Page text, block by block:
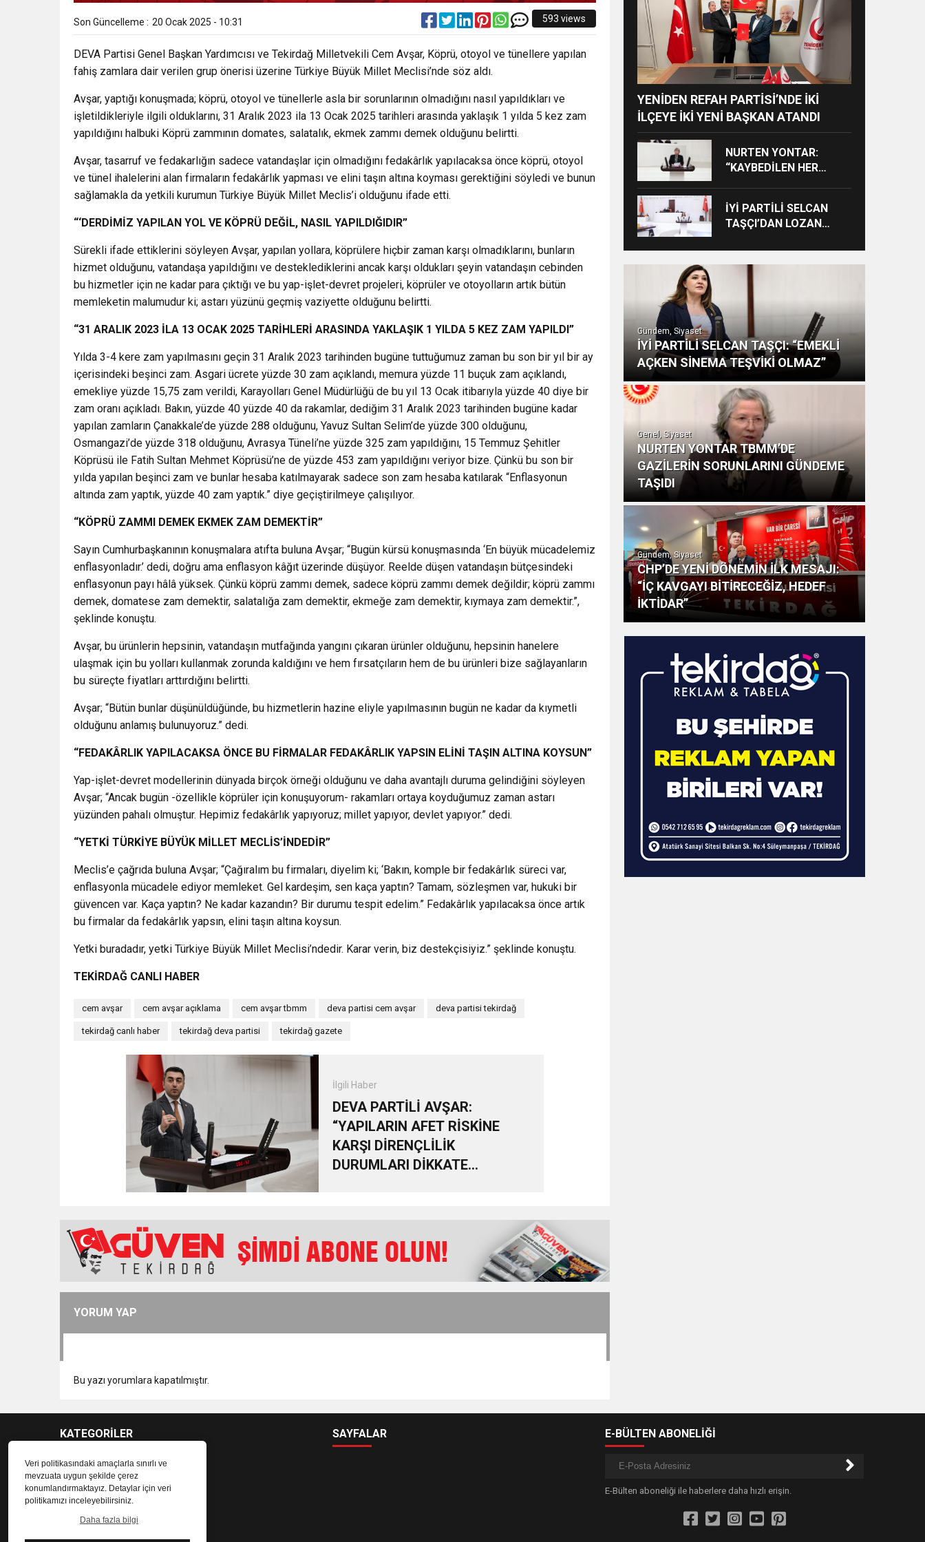
Veri politikasındaki amaçlarla sınırlı ve
mevzuata uygun şekilde çerez
konumlandırmaktayız. Detaylar için veri
politikamızı inceleyebilirsiniz.
Daha fazla bilgi
Son Güncelleme : 20 Ocak 2025 - 10:31 593 views
DEVA Partisi Genel Başkan Yardımcısı ve Tekirdağ Milletvekili Cem Avşar, Köprü, otoyol ve tünellere yapılan
fahiş zamlara dair verilen grup önerisi üzerine Türkiye Büyük Millet Meclisi’nde söz aldı.
Avşar, yaptığı konuşmada; köprü, otoyol ve tünellerle asla bir sorunlarının olmadığını nasıl yapıldıkları ve
işletildikleriyle ilgili olduklarını, 31 Aralık 2023 ila 13 Ocak 2025 tarihleri arasında yaklaşık 1 yılda 5 kez zam
yapıldığını halbuki Köprü zammının domates, salatalık, ekmek zammı demek olduğunu belirtti.
Avşar, tasarruf ve fedakarlığın sadece vatandaşlar için olmadığını fedakârlık yapılacaksa önce köprü, otoyol
ve tünel ihalelerini alan firmaların fedakârlık yapması ve elini taşın altına koyması gerektiğini söyledi ve bunun
sağlamakla da yetkili kurumun Türkiye Büyük Millet Meclis’i olduğunu ifade etti.
“‘DERDİMİZ YAPILAN YOL VE KÖPRÜ DEĞİL, NASIL YAPILDIĞIDIR”
Sürekli ifade ettiklerini söyleyen Avşar, yapılan yollara, köprülere hiçbir zaman karşı olmadıklarını, bunların
hizmet olduğunu, vatandaşa yapıldığını ve desteklediklerini ancak karşı oldukları şeyin vatandaşın cebinden
bu hizmetler için ne kadar para çıktığı ve bu yap-işlet-devret projeleri, köprüler ve otoyolların artık bütün
memleketin malumudur ki; astarı yüzünü geçmiş vaziyette olduğunu belirtti.
“31 ARALIK 2023 İLA 13 OCAK 2025 TARİHLERİ ARASINDA YAKLAŞIK 1 YILDA 5 KEZ ZAM YAPILDI”
Yılda 3-4 kere zam yapılmasını geçin 31 Aralık 2023 tarihinden bugüne tuttuğumuz zaman bu son bir yıl bir ay
içerisindeki beşinci zam. Asgari ücrete yüzde 30 zam açıklandı, memura yüzde 11 buçuk zam açıklandı,
emekliye yüzde 15,75 zam verildi, Karayolları Genel Müdürlüğü de bu yıl 13 Ocak itibarıyla yüzde 40 diye bir
zam oranı açıkladı. Bakın, yüzde 40 yüzde 40 da rakamlar, dediğim 31 Aralık 2023 tarihinden bugüne kadar
yapılan zamların Çanakkale’de yüzde 288 olduğunu, Yavuz Sultan Selim’de yüzde 300 olduğunu,
Osmangazi’de yüzde 318 olduğunu, Avrasya Tüneli’ne yüzde 325 zam yapıldığını, 15 Temmuz Şehitler
Köprüsü ile Fatih Sultan Mehmet Köprüsü’ne de yüzde 453 zam yapıldığını veriyor bize. Çünkü bu son bir
yılda yapılan beşinci zam ve bunlar hesaba katılmayarak sadece son zam hesaba katılarak “Enflasyonun
altında zam yaptık, yüzde 40 zam yaptık.” diye geçiştirilmeye çalışılıyor.
“KÖPRÜ ZAMMI DEMEK EKMEK ZAM DEMEKTİR”
Sayın Cumhurbaşkanının konuşmalara atıfta buluna Avşar; “Bugün kürsü konuşmasında ‘En büyük mücadelemiz
enflasyonladır.’ dedi, doğru ama enflasyon kâğıt üzerinde düşüyor. Reelde düşen vatandaşın bütçesindeki
enflasyonun payı hâlâ yüksek. Çünkü köprü zammı demek, sadece köprü zammı demek değildir; köprü zammı
demek, domatese zam demektir, salatalığa zam demektir, ekmeğe zam demektir, kıymaya zam demektir.”,
şeklinde konuştu.
Avşar, bu ürünlerin hepsinin, vatandaşın mutfağında yangını çıkaran ürünler olduğunu, hepsinin hanelere
ulaşmak için bu yolları kullanmak zorunda kaldığını ve hem fırsatçıların hem de bu ürünleri bize sağlayanların
bu süreçte fiyatları arttırdığını belirtti.
Avşar; “Bütün bunlar düşünüldüğünde, bu hizmetlerin hazine eliyle yapılmasının bugün ne kadar da kıymetli
olduğunu anlamış bulunuyoruz.” dedi.
“FEDAKÂRLIK YAPILACAKSA ÖNCE BU FİRMALAR FEDAKÂRLIK YAPSIN ELİNİ TAŞIN ALTINA KOYSUN”
Yap-işlet-devret modellerinin dünyada birçok örneği olduğunu ve daha avantajlı duruma gelindiğini söyleyen
Avşar; “Ancak bugün -özellikle köprüler için konuşuyorum- rakamları ortaya koyduğumuz zaman astarı
yüzünden pahalı olmuştur. Hepimiz fedakârlık yapıyoruz; millet yapıyor, devlet yapıyor.” dedi.
“YETKİ TÜRKİYE BÜYÜK MİLLET MECLİS’İNDEDİR”
Meclis’e çağrıda buluna Avşar; “Çağıralım bu firmaları, diyelim ki; ‘Bakın, komple bir fedakârlık süreci var,
enflasyonla mücadele ediyor memleket. Gel kardeşim, sen kaça yaptın? Tamam, sözleşmen var, hukuki bir
güvencen var. Kaça yaptın? Ne kadar kazandın? Bir durumu tespit edelim.” Fedakârlık yapılacaksa önce artık
bu firmalar da fedakârlık yapsın, elini taşın altına koysun.
Yetki buradadır, yetki Türkiye Büyük Millet Meclisi’ndedir. Karar verin, biz destekçisiyiz.” şeklinde konuştu.
TEKİRDAĞ CANLI HABER
cem avşar cem avşar açıklama cem avşar tbmm deva partisi cem avşar deva partisi tekirdağ
tekirdağ canlı haber tekirdağ deva partisi tekirdağ gazete
İlgili Haber
DEVA PARTİLİ AVŞAR:
“YAPILARIN AFET RİSKİNE
KARŞI DİRENÇLİLİK
DURUMLARI DİKKATE
YORUM YAP
Bu yazı yorumlara kapatılmıştır.
YENİDEN REFAH PARTİSİ’NDE İKİ
İLÇEYE İKİ YENİ BAŞKAN ATANDI
NURTEN YONTAR:
“KAYBEDİLEN HER
İYİ PARTİLİ SELCAN
TAŞÇI’DAN LOZAN
TAPU SENEDİNE SAHİP
ÇIKMA ZAMANIDIR”
Gündem, Siyaset
İYİ PARTİLİ SELCAN TAŞÇI: “EMEKLİ
AÇKEN SİNEMA TEŞVİKİ OLMAZ”
Genel, Siyaset
NURTEN YONTAR TBMM’DE
GAZİLERİN SORUNLARINI GÜNDEME
TAŞIDI
Gündem, Siyaset
CHP’DE YENİ DÖNEMİN İLK MESAJI:
“İÇ KAVGAYI BİTİRECEĞİZ, HEDEF
İKTİDAR”
KATEGORİLER SAYFALAR E-BÜLTEN ABONELİĞİ
E-Bülten aboneliği ile haberlere daha hızlı erişin.